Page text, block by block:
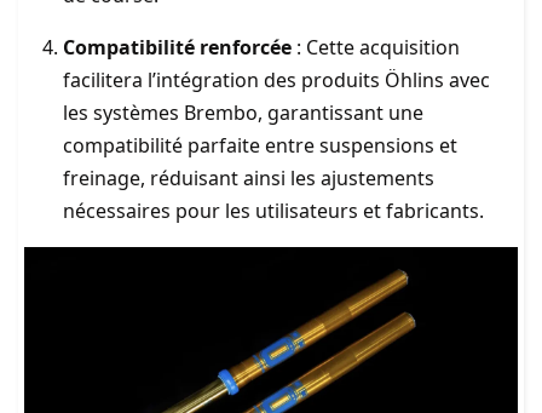
Compatibilité renforcée : Cette acquisition
facilitera l’intégration des produits Öhlins avec
les systèmes Brembo, garantissant une
compatibilité parfaite entre suspensions et
freinage, réduisant ainsi les ajustements
nécessaires pour les utilisateurs et fabricants.